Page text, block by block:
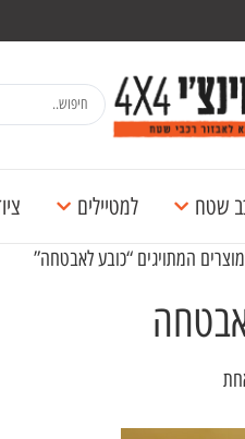
שטח למטיילים
המתויגים “כובע לאבטחה”